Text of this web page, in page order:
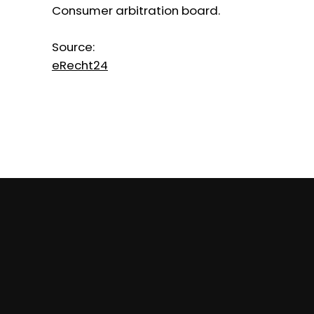
Consumer arbitration board.
Source:
eRecht24